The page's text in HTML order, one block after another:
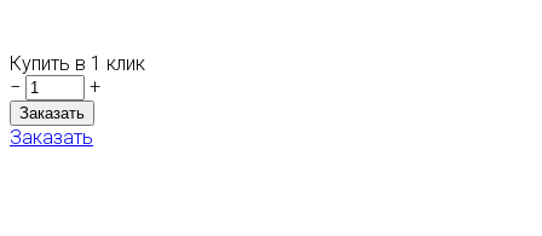
Купить в 1 клик
−
+
Заказать